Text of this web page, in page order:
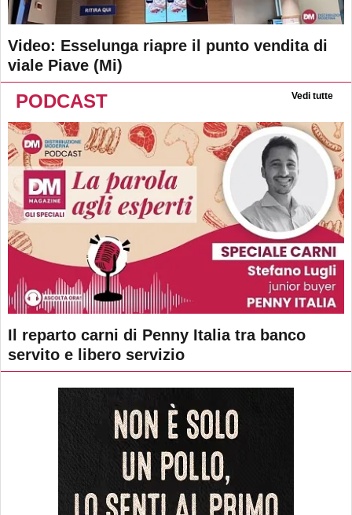
Video: Esselunga riapre il punto vendita di
viale Piave (Mi)
PODCAST Vedi tutte
Il reparto carni di Penny Italia tra banco
servito e libero servizio